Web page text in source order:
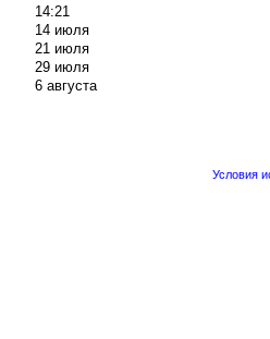
14:21
14 июля
21 июля
29 июля
6 августа
Условия